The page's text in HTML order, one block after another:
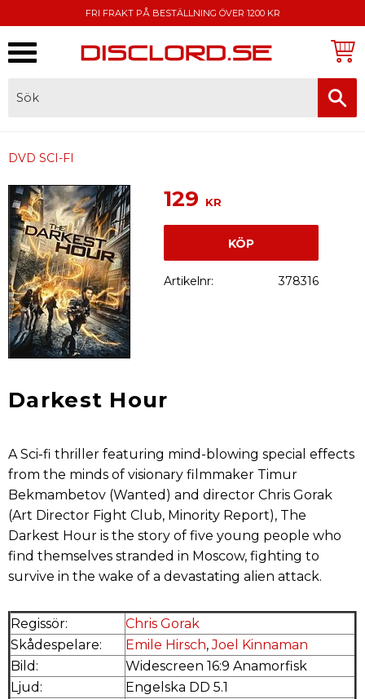
FRI FRAKT PÅ BESTÄLLNING ÖVER 1200 KR
DVD SCI-FI
129 KR
KÖP
Artikelnr 378316
Darkest Hour
A Sci-fi thriller featuring mind-blowing special effects
from the minds of visionary filmmaker Timur
Bekmambetov (Wanted) and director Chris Gorak
(Art Director Fight Club, Minority Report), The
Darkest Hour is the story of five young people who
find themselves stranded in Moscow, fighting to
survive in the wake of a devastating alien attack.
Regissör:
Chris Gorak
Skådespelare:
Emile Hirsch,Joel Kinnaman
Bild:
Widescreen 16:9 Anamorfisk
Ljud:
Engelska DD 5.1